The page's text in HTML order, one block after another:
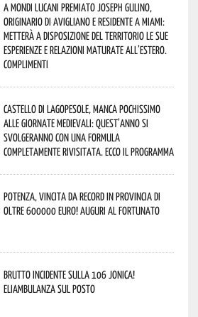
A Mondi lucani premiato Joseph Gulino,
originario di Avigliano e residente a Miami:
metterà a disposizione del territorio le sue
esperienze e relazioni maturate all’estero.
Complimenti
Castello di Lagopesole, manca pochissimo
alle Giornate Medievali: quest’anno si
svolgeranno con una formula
completamente rivisitata. Ecco il programma
Potenza, vincita da record in provincia di
oltre 600000 euro! Auguri al fortunato
Brutto incidente sulla 106 Jonica!
Eliambulanza sul posto